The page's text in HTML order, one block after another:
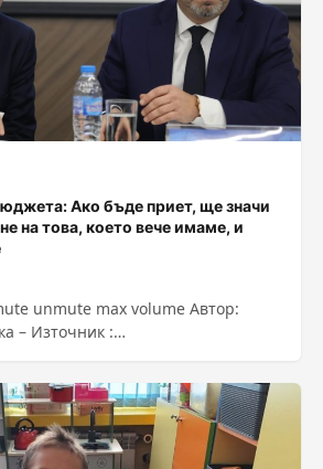
Ако бъде приет, ще значи
на това, което вече имаме, и
unmute max volume Автор:
– Източник :
bade-priet-shte-znachi-novo-
koeto-veche-imame-i-novo-